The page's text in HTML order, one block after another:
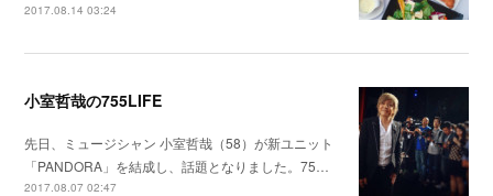
2017.08.14 03:24
小室哲哉の755LIFE
先日、ミュージシャン 小室哲哉（58）が新ユニット
「PANDORA」を結成し、話題となりました。75…
2017.08.07 02:47